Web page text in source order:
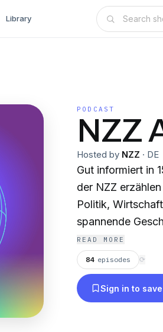
Library
PODCAST
NZZ
Hosted by NZZ · DE
Gut informiert in
der NZZ
Politik,
spannende
eingeordnet und
montags bis
exklusive
Arbeitsalltag im
READ MORE
84 episodes ⟳
Sign in to save